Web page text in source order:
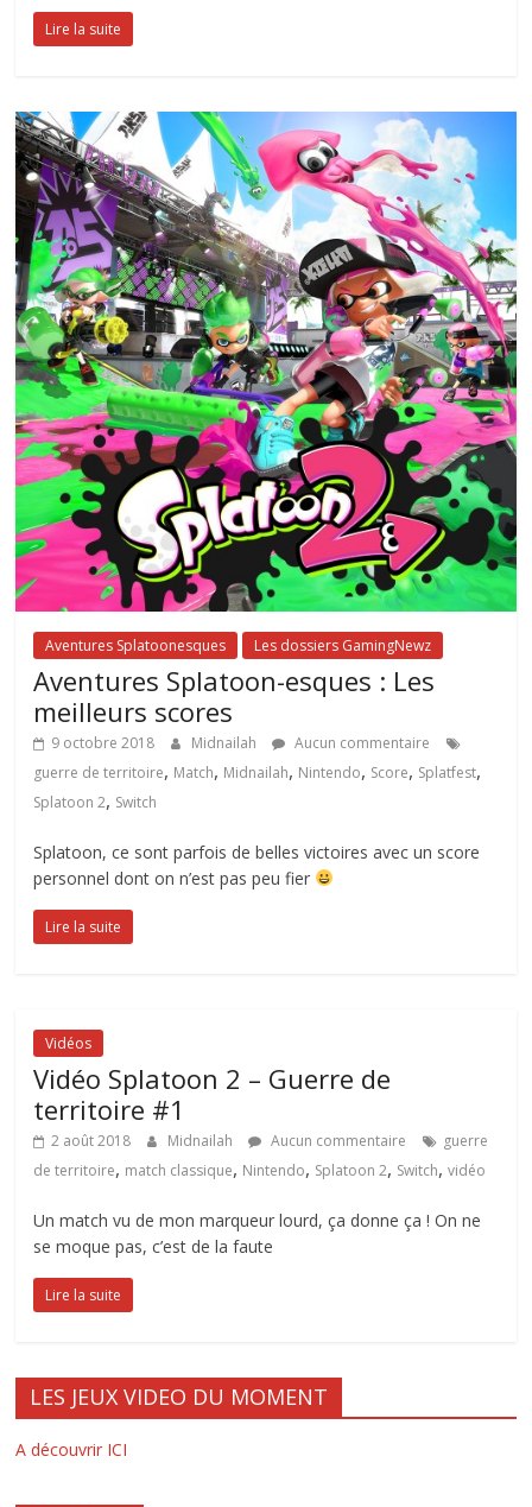
Lire la suite
Aventures Splatoonesques Les dossiers GamingNewz
Aventures Splatoon-esques : Les
meilleurs scores
9 octobre 2018 Midnailah
Aucun commentaire
guerre de territoire, Match, Midnailah, Nintendo, Score, Splatfest,
Splatoon 2, Switch
Splatoon, ce sont parfois de belles victoires avec un score
personnel dont on n’est pas peu fier
Lire la suite
Vidéos
Vidéo Splatoon 2 – Guerre de
territoire #1
2 août 2018 Midnailah Aucun commentaire
guerre
de territoire, match classique, Nintendo, Splatoon 2, Switch,vidéo
Un match vu de mon marqueur lourd, ça donne ça ! On ne
se moque pas, c’est de la faute
Lire la suite
LES JEUX VIDEO DU MOMENT
A découvrir ICI